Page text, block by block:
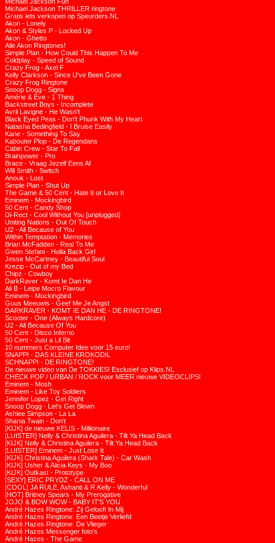
Michael Jackson THRILLER ringtone
Gratis iets verkopen op Speurders.NL
Akon - Lonely
Akon & Styles P - Locked Up
Akon - Ghetto
Alle Akon Ringtones!
Simple Plan - How Could This Happen To Me
Coldplay - Speed of Sound
Crazy Frog - Axel F
Kelly Clarkson - Since U've Been Gone
Crazy Frog Ringtone
Snoop Dogg - Signs
Amérie & Eve - 1 Thing
Backstreet Boys - Incomplete
Avril Lavigne - He Wasn't
Black Eyed Peas - Don't Phunk With My Heart
Natasha Bedingfield - I Bruise Easily
Kane - Something To Say
Kabouter Plop - De Regendans
Cabin Crew - Star To Fall
Brainpower - Pro
Brace - Vraag Jezelf Eens Af
Will Smith - Switch
Anouk - Lost
Simple Plan - Shut Up
The Game & 50 Cent - Hate It or Love It
Eminem - Mockingbird
50 Cent - Candy Shop
Di-Rect - Cool Without You [unplugged]
Uniting Nations - Out Of Touch
U2 - All Because of You
Within Temptation - Memories
Brian McFadden - Real To Me
Gwen Stefani - Holla Back Girl
Jesse McCartney - Beautiful Soul
Krezip - Out of my Bed
Chipz - Cowboy
DarkRaver - Komt Ie Dan He
Ali B - Leipe Mocro Flavour
Eminem - Mockingbird
Guus Meeuwis - Geef Me Je Angst
DARKRAVER - KOMT IE DAN HE - DE RINGTONE!
Scooter - One (Always Hardcore)
U2 - All Because Of You
50 Cent - Disco Inferno
50 Cent - Just a Lil Bit
10 nummers Computer Idee voor 15 euro!
SNAPPI - DAS KLEINE KROKODIL
SCHNAPPI - DE RINGTONE!
De nieuwe video van De TOKKIES! Exclusief op Klips.NL
CHECK POP / URBAN / ROCK voor MEER nieuwe VIDEOCLIPS!
Eminem - Mosh
Eminem - Like Toy Soldiers
Jennifer Lopez - Get Right
Snoop Dogg - Let's Get Blown
Ashlee Simpson - La La
Shania Twain - Don't
[KIJK] de nieuwe KELIS - Millionaire
[LUISTER] Nelly & Christina Aguilera - Tilt Ya Head Back
[KIJK] Nelly & Christina Aguilera - Tilt Ya Head Back
[LUISTER] Eminem - Just Lose It
[KIJK] Christina Aguilera (Shark Tale) - Car Wash
[KIJK] Usher & Alicia Keys - My Boo
[KIJK] Outkast - Prototype
[SEXY] ERIC PRYDZ - CALL ON ME
[COOL] JA RULE, Ashanti & R.Kelly - Wonderful
[HOT] Britney Spears - My Prerogative
JOJO & BOW WOW - BABY IT'S YOU
André Hazes Ringtone: Zij Gelooft In Mij
André Hazes Ringtone: Een Beetje Verliefd
André Hazes Ringtone: De Vlieger
André Hazes Messenger foto's
André Hazes - The Game